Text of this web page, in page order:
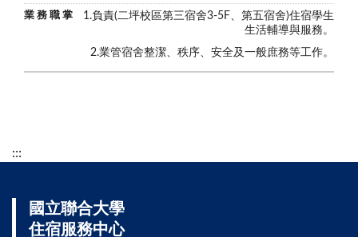
1.負責(二坪校區第三宿舍3-5F、第五宿舍)住宿學生
生活輔導與服務。
2.業管宿舍整潔、秩序、安全及一般庶務等工作。
:::
國立聯合大學
住宿服務中心